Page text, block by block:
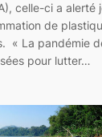
celle-ci a alerté
de
« La pandémie
pour lutter…